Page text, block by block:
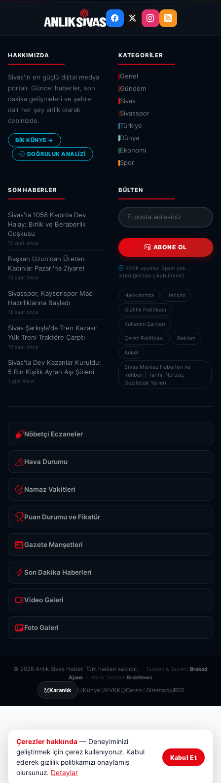
HAKKIMIZDA
Sivas'ın en güçlü dijital medya
portalı. Güncel haberler, son
dakika gelişmeleri ve şehre
dair her şey anlık olarak
cebinizde.
BİK KÜNYE →
DOĞRULUK ANALIZI
KATEGORILER
Genel
Gündem
Sivas
Sivasspor
Türkiye
Dünya
Ekonomi
Spor
SON HABERLER
Sivas'ta 1058 Kadınla Dev
Halay: Birlik ve Beraberlik
Coşkusu
11 saat önce
Başkan Uzun'dan Üreten
Kadınlar Pazarı'na Ziyaret
15 saat önce
Sivasspor, Kayserispor Maçı
Hazırlıklarına Başladı
18 saat önce
Sivas Şarkışla'da Tren Kazası:
Yük Treni Traktöre Çarptı
19 saat önce
Sivas'ta Dev Kazanlar Kuruldu:
5 Bin Kişilik Ayran Aşı Şöleni
1 gün önce
BÜLTEN
ABONE OL
KVKK uyumlu. Spam yok.
İstediğinizde çıkabilirsiniz.
Hakkımızda İletişim
Gizlilik Politikası
Kullanım Şartları
Çerez Politikası Reklam
Anket
Sivas Merkez Haberleri ve
Rehberi | Tarihi, Nüfusu,
Gezilecek Yerleri
Nöbetçi Eczaneler
Hava Durumu
Namaz Vakitleri
Puan Durumu ve Fikstür
Gazete Manşetleri
Son Dakika Haberleri
Video Galeri
Foto Galeri
© 2026 Anlık Sivas Haber. Tüm hakları saklıdır. Tasarım & Yazılım: Brokod
Ajans · Haber Sistemi: BrokNews
Karanlık Künye KVKK Çerez Sitemap RSS
Çerezler hakkında — Deneyiminizi
geliştirmek için çerez kullanıyoruz. Kabul
ederek gizlilik politikamızı onaylamış
olursunuz. Detaylar
Kabul Et